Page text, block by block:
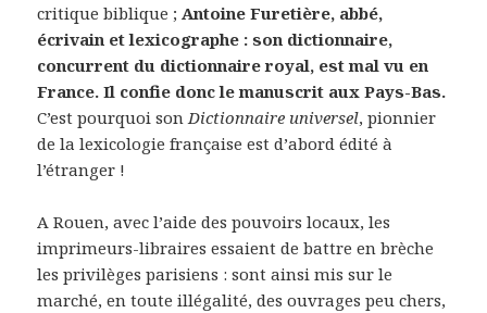
critique biblique ;Antoine Furetière, abbé,
écrivain et lexicographe : son dictionnaire,
concurrent du dictionnaire royal, est mal vu en
France. Il confie donc le manuscrit aux Pays-Bas.
C’est pourquoi sonDictionnaire universel, pionnier
de la lexicologie française est d’abord édité à
l’étranger !
A Rouen, avec l’aide des pouvoirs locaux, les
imprimeurs-libraires essaient de battre en brèche
les privilèges parisiens : sont ainsi mis sur le
marché, en toute illégalité, des ouvrages peu chers,